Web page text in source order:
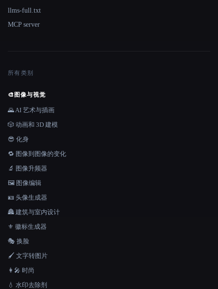
llms-full.txt
MCP server
所有类别
🎨 图像与视觉
🌄 AI 艺术与插画
🎲 动画和 3D 建模
😎 化身
🔁 图像到图像的变化
🔬 图像升频器
🖼️ 图像编辑
🪪 头像生成器
🏯 建筑与室内设计
⚜️ 徽标生成器
🎭 换脸
🖌️ 文字转图片
👩‍🎤 时尚
💧 水印去除剂